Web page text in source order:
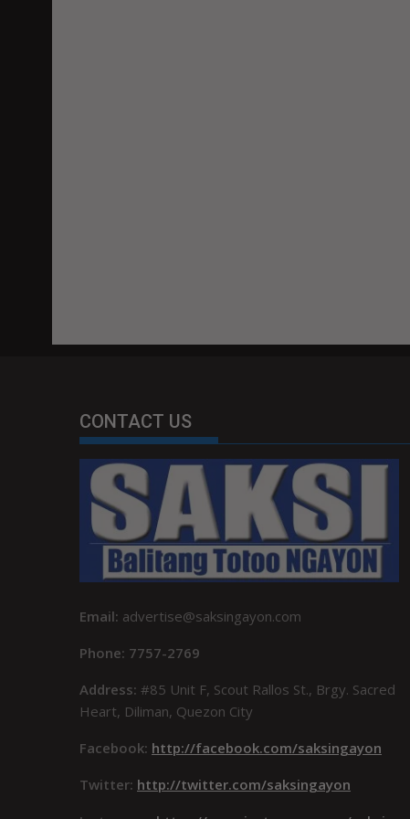
CONTACT US
Email: advertise@saksingayon.com
Phone: 7757-2769
Address: #85 Unit F, Scout Rallos St., Brgy. Sacred
Heart, Diliman, Quezon City
Facebook: http://facebook.com/saksingayon
Twitter: http://twitter.com/saksingayon